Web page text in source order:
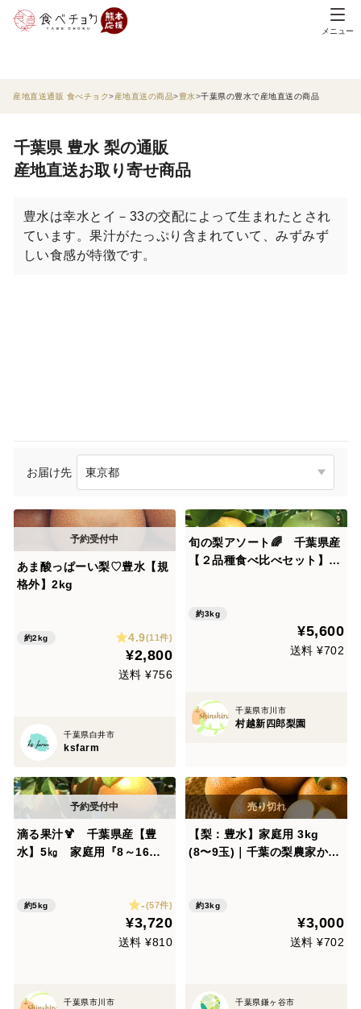
メニュー
産地直送通販 食べチョク 産地直送の商品 豊水 千葉県の豊水で産地直送の商品
千葉県 豊水 梨の通販
産地直送お取り寄せ商品
豊水は幸水とイ－33の交配によって生まれたとされ
ています。果汁がたっぷり含まれていて、みずみず
しい食感が特徴です。
お届け先
あま酸っぱーい梨♡豊水【規
格外】2kg
約2kg 4.9(11件)
¥2,800
送料 ¥756
千葉県白井市
ksfarm
旬の梨アソート🌈 千葉県産
【２品種食べ比べセット】3
約3kg
¥5,600
送料 ¥702
千葉県市川市
村越新四郎梨園
滴る果汁🍹 千葉県産【豊
水】5㎏ 家庭用『8～16玉
約5kg -(57件)
¥3,720
送料 ¥810
千葉県市川市
【梨：豊水】家庭用 3kg
(8〜9玉)｜千葉の梨農家から
約3kg
¥3,000
送料 ¥702
千葉県鎌ヶ谷市